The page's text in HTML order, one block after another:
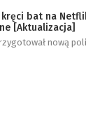
bat na
[Aktualizacja]
nową